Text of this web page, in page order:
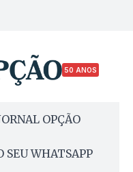
50 ANOS
OPÇÃO
SEU WHATSAPP